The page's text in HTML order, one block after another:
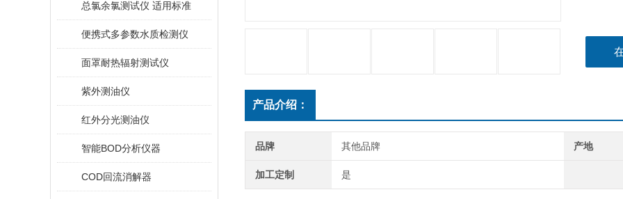
总氯余氯测试仪 适用标准
便携式多参数水质检测仪
面罩耐热辐射测试仪
紫外测油仪
红外分光测油仪
智能BOD分析仪器
COD回流消解器
产品介绍：
品牌 其他品牌 产地
加工定制 是